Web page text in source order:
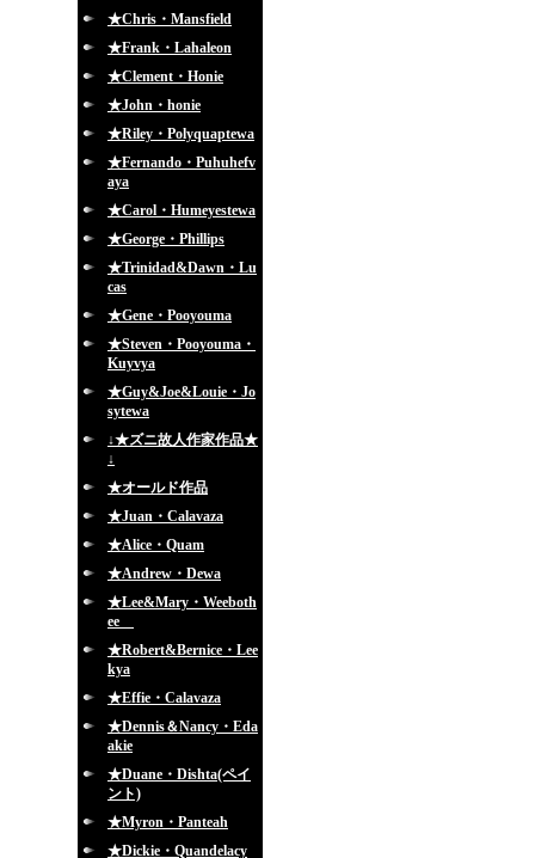
★Chris・Mansfield
★Frank・Lahaleon
★Clement・Honie
★John・honie
★Riley・Polyquaptewa
★Fernando・Puhuhefv
aya
★Carol・Humeyestewa
★George・Phillips
★Trinidad&Dawn・Lu
cas
★Gene・Pooyouma
★Steven・Pooyouma・
Kuyvya
★Guy&Joe&Louie・Jo
sytewa
↓★ズニ故人作家作品★
↓
★オールド作品
★Juan・Calavaza
★Alice・Quam
★Andrew・Dewa
★Lee&Mary・Weeboth
ee
★Robert&Bernice・Lee
kya
★Effie・Calavaza
★Dennis＆Nancy・Eda
akie
★Duane・Dishta(ペイ
ント)
★Myron・Panteah
★Dickie・Quandelacy